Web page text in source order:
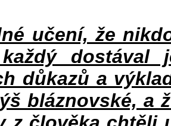
učení, že
dostával
důkazů a
bláznovské, a